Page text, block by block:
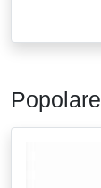
Popolare